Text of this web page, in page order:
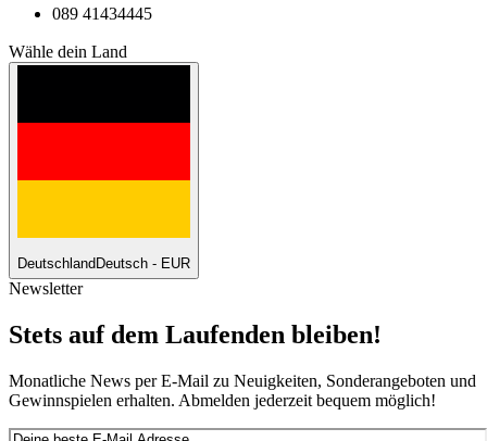
089 41434445
Wähle dein Land
Deutschland Deutsch - EUR
Newsletter
Stets auf dem Laufenden bleiben!
Monatliche News per E-Mail zu Neuigkeiten, Sonderangeboten und
Gewinnspielen erhalten. Abmelden jederzeit bequem möglich!